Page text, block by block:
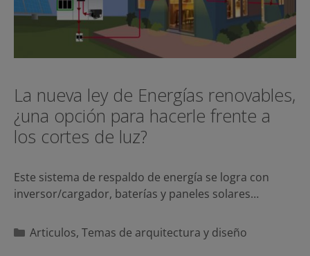
La nueva ley de Energías renovables,
¿una opción para hacerle frente a
los cortes de luz?
Este sistema de respaldo de energía se logra con
inversor/cargador, baterías y paneles solares…
Categorías
Articulos, Temas de arquitectura y diseño